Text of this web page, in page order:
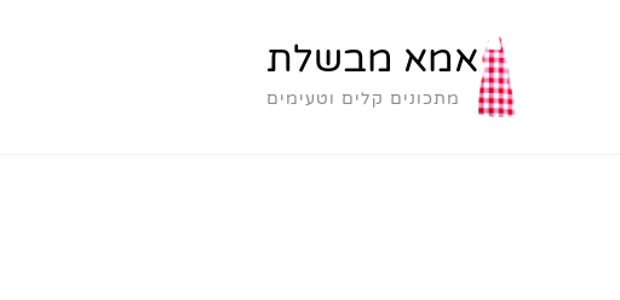
אמא מבשלת
מתכונים קלים וטעימים